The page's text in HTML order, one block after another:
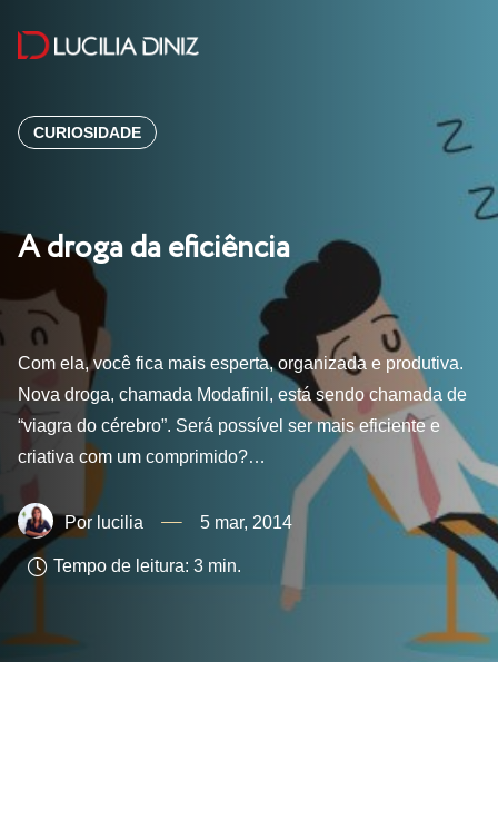
CURIOSIDADE
A droga da eficiência
Com ela, você fica mais esperta, organizada e produtiva.
Nova droga, chamada Modafinil, está sendo chamada de
“viagra do cérebro”. Será possível ser mais eficiente e
criativa com um comprimido?…
lucilia 5 mar, 2014
Tempo de leitura: 3 min.